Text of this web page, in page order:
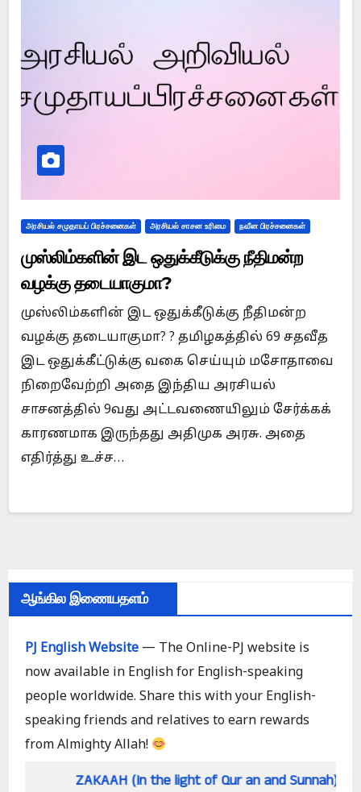
அரசியல் சமுதாயப் பிரச்சனைகள் அரசியல் சாசன உரிமை நவீன பிரச்சனைகள்
முஸ்லிம்களின் இட ஒதுக்கீடுக்கு நீதிமன்ற
வழக்கு தடையாகுமா?
முஸ்லிம்களின் இட ஒதுக்கீடுக்கு நீதிமன்ற
வழக்கு தடையாகுமா? ? தமிழகத்தில் 69 சதவீத
இட ஒதுக்கீட்டுக்கு வகை செய்யும் மசோதாவை
நிறைவேற்றி அதை இந்திய அரசியல்
சாசனத்தில் 9வது அட்டவணையிலும் சேர்க்கக்
காரணமாக இருந்தது அதிமுக அரசு. அதை
எதிர்த்து உச்ச…
ஆங்கில இணையதளம்
PJ English Website — The Online-PJ website is
now available in English for English-speaking
people worldwide. Share this with your English-
speaking friends and relatives to earn rewards
from Almighty Allah!
(In the light of Qur an and Sunnah)